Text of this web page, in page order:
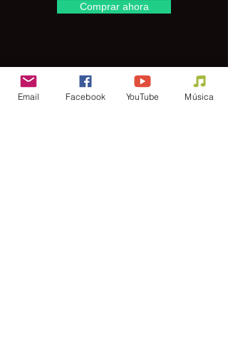
Comprar ahora
Email Facebook YouTube Música